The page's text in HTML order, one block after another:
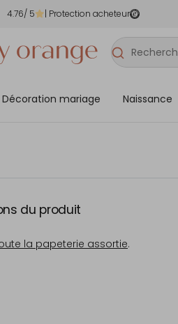
4.76/ 5 | Protection acheteur
Décoration mariage Naissance
du produit
la papeterie assortie.